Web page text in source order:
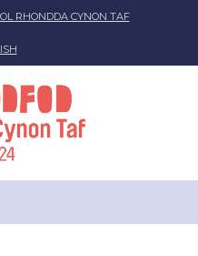
RHONDDA CYNON TAF